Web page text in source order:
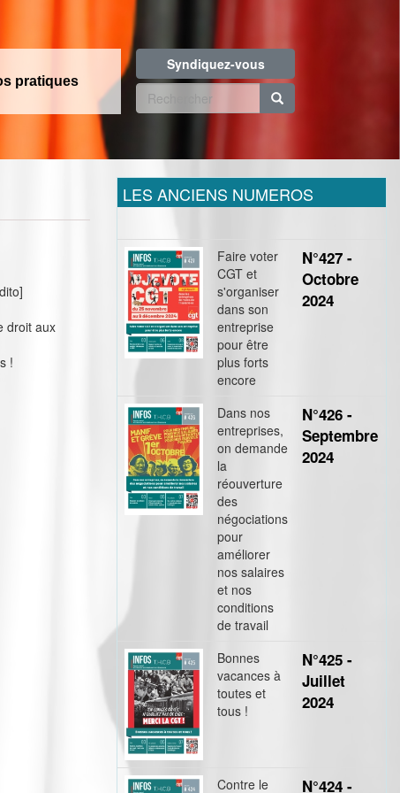
pratiques
Syndiquez-vous
Formulaire
recherche
droit aux
!
LES ANCIENS NUMEROS
Faire voter
CGT et
s'organiser
dans son
entreprise
pour être
plus forts
encore
N°427 -
Octobre
2024
Dans nos
entreprises,
on demande
la
réouverture
des
négociations
pour
améliorer
nos salaires
et nos
conditions
de travail
N°426 -
Septembre
2024
Bonnes
vacances à
toutes et
tous !
N°425 -
Juillet
2024
Contre le N°424 -